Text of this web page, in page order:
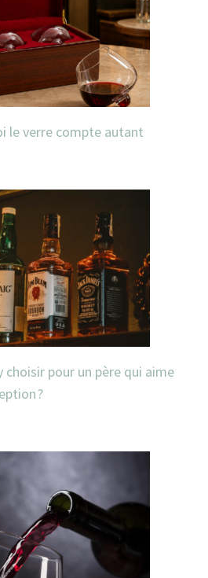
le verre compte autant
choisir pour un père qui aime
?